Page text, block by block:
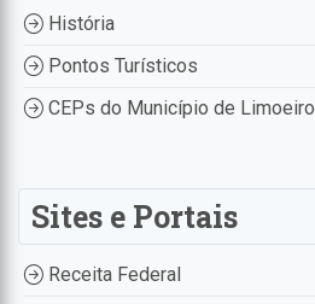
História
Pontos Turísticos
CEPs do Município de Limoeiro
Sites e Portais
Receita Federal